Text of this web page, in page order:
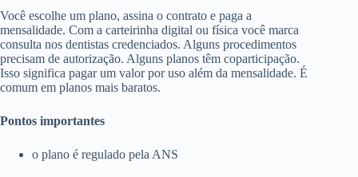
Você escolhe um plano, assina o contrato e paga a
mensalidade. Com a carteirinha digital ou física você marca
consulta nos dentistas credenciados. Alguns procedimentos
precisam de autorização. Alguns planos têm coparticipação.
Isso significa pagar um valor por uso além da mensalidade. É
comum em planos mais baratos.
Pontos importantes
o plano é regulado pela ANS